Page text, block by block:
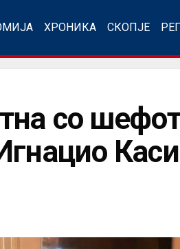
ХРОНИКА СКОПЈЕ
со